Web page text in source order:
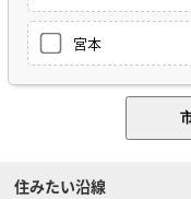
宮本
住みたい沿線